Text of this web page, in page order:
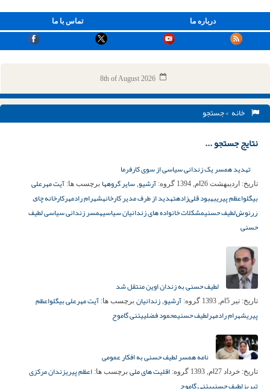
تماس با ما درباره ما
8th of August 2026
خانه > جستجو
نتایج جستجو ...
تهدید همسر یک زندانی سیاسی از سوی کارفرما
تاریخ: اردیبهشت 26ام, 1394 گروه: آرشیو, سایر گروهها برچسب ها: آیت مهرعلی
بیگلواعظم پیریبهبود قلی‌زادهتهدید از طرف مدیر کارخانهشهرام رادمهرکارخانه ﭼﺎﯼ
ﺯﺭﻧﻮﺵلطیف حسنیمشکلات خانواده های زندانیان سیاسیهمسر زندانی سیاسی لطیف
حسنی
لطیف حسنی به زندان اوین منتقل شد
تاریخ: تیر 5ام, 1393 گروه: آرشیو, زندانیان برچسب ها: آیت مهرعلی بیگلواعظم
پیریشهرام رادمهرلطیف حسنیمحمود فضلییئنی گاموح
نامه همسر لطیف حسنی به افکار عمومی
تاریخ: خرداد 27ام, 1393 گروه: اقلیت های ملی برچسب ها: اعظم پیریزندان مرکزی
تبریزلطیف حسنییئنی گاموح